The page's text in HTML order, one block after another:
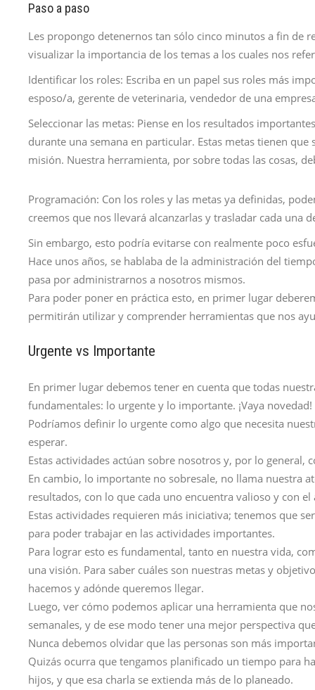
Paso a paso
Les propongo detenernos tan sólo cinco minutos a fin de
visualizar la importancia de los temas a los cuales nos
Identificar los roles: Escriba en un papel sus roles más
esposo/a, gerente de veterinaria, vendedor de una
Seleccionar las metas: Piense en los resultados
durante una semana en particular. Estas metas tienen
misión. Nuestra herramienta, por sobre todas las cosas,
Programación: Con los roles y las metas ya definidas,
creemos que nos llevará alcanzarlas y trasladar cada una
Sin embargo, esto podría evitarse con realmente poco
Hace unos años, se hablaba de la administración del
pasa por administrarnos a nosotros mismos.
Para poder poner en práctica esto, en primer lugar
permitirán utilizar y comprender herramientas que nos
Urgente vs Importante
En primer lugar debemos tener en cuenta que todas
fundamentales: lo urgente y lo importante. ¡Vaya novedad!
Podríamos definir lo urgente como algo que necesita
esperar.
Estas actividades actúan sobre nosotros y, por lo general,
En cambio, lo importante no sobresale, no llama nuestra
resultados, con lo que cada uno encuentra valioso y con
Estas actividades requieren más iniciativa; tenemos que
para poder trabajar en las actividades importantes.
Para lograr esto es fundamental, tanto en nuestra vida,
una visión. Para saber cuáles son nuestras metas y
hacemos y adónde queremos llegar.
Luego, ver cómo podemos aplicar una herramienta que
semanales, y de ese modo tener una mejor perspectiva
Nunca debemos olvidar que las personas son más
Quizás ocurra que tengamos planificado un tiempo para
hijos, y que esa charla se extienda más de lo planeado.